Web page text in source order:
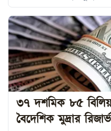
ক্যারেটের প্রতি ভরি (১১
দাম ২ হাজার ২১৬ টাকা
১৮২ টাকা নির্ধারণ করা হয়েছে।
বাজুসের মূল্য নির্ধারণ ও
কমিটির সভায় এ
বিজ্ঞপ্তিতে জানানো
৩৭ দশমিক ৮৫
বৈদেশিক মুদ্রার রিজার্ভ